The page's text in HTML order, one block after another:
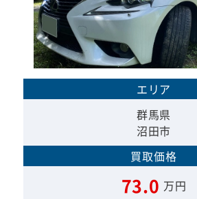
エリア
群馬県
沼田市
買取価格
73.0 万円